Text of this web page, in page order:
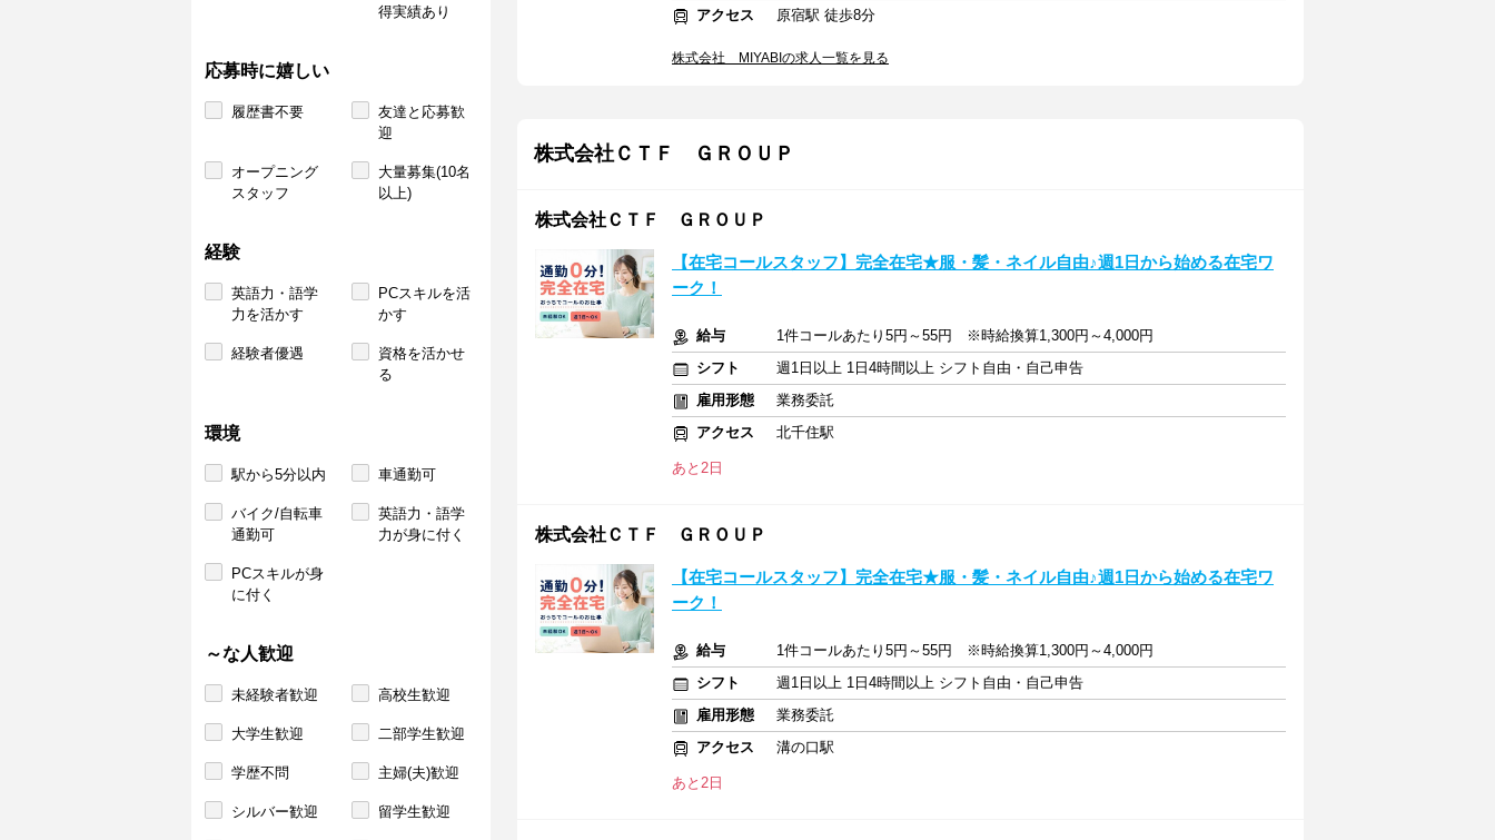
得実績あり
応募時に嬉しい
履歴書不要
友達と応募歓
迎
オープニング
スタッフ
大量募集(10名
以上)
経験
英語力・語学
力を活かす
PCスキルを活
かす
経験者優遇
資格を活かせ
る
環境
駅から5分以内 車通勤可
バイク/自転車
通勤可
英語力・語学
力が身に付く
PCスキルが身
に付く
～な人歓迎
未経験者歓迎 高校生歓迎
大学生歓迎 二部学生歓迎
学歴不問 主婦(夫)歓迎
シルバー歓迎 留学生歓迎
アクセス
原宿駅 徒歩8分
株式会社 MIYABIの求人一覧を見る
株式会社ＣＴＦ ＧＲＯＵＰ
株式会社ＣＴＦ ＧＲＯＵＰ
【在宅コールスタッフ】完全在宅★服・髪・ネイル自由♪週1日から始める在宅ワ
ーク！
給与
1件コールあたり5円～55円 ※時給換算1,300円～4,000円
シフト
週1日以上 1日4時間以上 シフト自由・自己申告
雇用形態
業務委託
アクセス
北千住駅
あと2日
株式会社ＣＴＦ ＧＲＯＵＰ
【在宅コールスタッフ】完全在宅★服・髪・ネイル自由♪週1日から始める在宅ワ
ーク！
給与
1件コールあたり5円～55円 ※時給換算1,300円～4,000円
シフト
週1日以上 1日4時間以上 シフト自由・自己申告
雇用形態
業務委託
アクセス
溝の口駅
あと2日